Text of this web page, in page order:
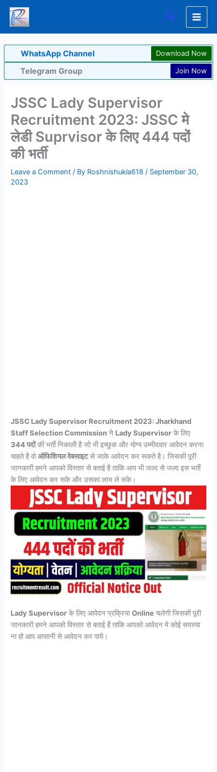
Skip
content
Search
WhatsApp Channel Download Now
Telegram Group Join Now
JSSC Lady Supervisor
Recruitment 2023: JSSC मे
लेडी Suprvisor के लिए 444 पदों
की भर्ती
Leave a Comment / By Roshnishukla618/ September 30,
2023
JSSC Lady Supervisor Recruitment 2023:Jharkhand
Staff Selection Commission ने Lady Supervisor के लिए
344 पदोंकी भर्ती निकाली है जो भी इच्छुक और योग्य उम्मीदवार आवेदन करना
चाहते है वोऑफिशियल वेबसाइटसे जाके आवेदन कर सकते है। जिसकी पूरी
जानकारी हमने आपको विस्तार से बताई है ताकि आप भी जल्द से जल्द इस भर्ती
के लिए आवेदन कर सके और उसका लाभ ले सके।
Lady Supervisor के लिए आवेदन प्रक्रियाOnline चलेगी जिसकी पूरी
जानकारी हमने आपको विस्तार से बताई हैं ताकि आपको आवेदन मे कोई समस्या
ना हो आप आसानी से आवेदन कर पाये।